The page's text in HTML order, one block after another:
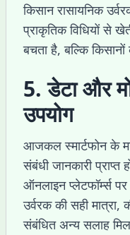
किसान रासायनिक
प्राकृतिक विधियों से
बचता है, बल्कि
5. डेटा और
उपयोग
आजकल स्मार्टफोन के
संबंधी जानकारी
ऑनलाइन प्लेटफॉर्म्स
उर्वरक की सही
संबंधित अन्य सलाह